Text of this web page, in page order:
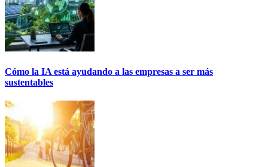
Cómo la IA está ayudando a las empresas a ser más
sustentables